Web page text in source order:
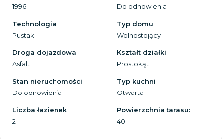
1996
Do odnowienia
Technologia
Pustak
Typ domu
Wolnostojący
Droga dojazdowa
Asfalt
Kształt działki
Prostokąt
Stan nieruchomości
Do odnowienia
Typ kuchni
Otwarta
Liczba łazienek
2
Powierzchnia tarasu:
40